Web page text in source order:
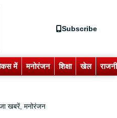
Subscribe
में मनोरंजन शिक्षा खेल
खबरें, मनोरंजन